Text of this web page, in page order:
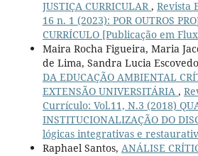
JUSTIÇA CURRICULAR, Revista
16 n. 1 (2023): POR OUTROS
CURRÍCULO [Publicação em
Maira Rocha Figueira, Maria
de Lima, Sandra Lucia
DA EDUCAÇÃO AMBIENTAL
EXTENSÃO UNIVERSITÁRIA ,
Currículo: Vol.11, N.3 (2018)
INSTITUCIONALIZAÇÃO DO
lógicas integrativas e
Raphael Santos, ANÁLISE